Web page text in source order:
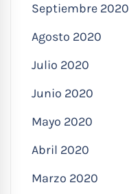
Septiembre 2020
Agosto 2020
Julio 2020
Junio 2020
Mayo 2020
Abril 2020
Marzo 2020